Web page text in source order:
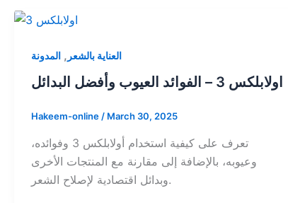
العناية بالشعر , المدونة
اولابلكس 3 – الفوائد العيوب وأفضل البدائل
Hakeem-online/ March 30, 2025
تعرف على كيفية استخدام أولابلكس 3 وفوائده،
وعيوبه، بالإضافة إلى مقارنة مع المنتجات الأخرى
وبدائل اقتصادية لإصلاح الشعر.